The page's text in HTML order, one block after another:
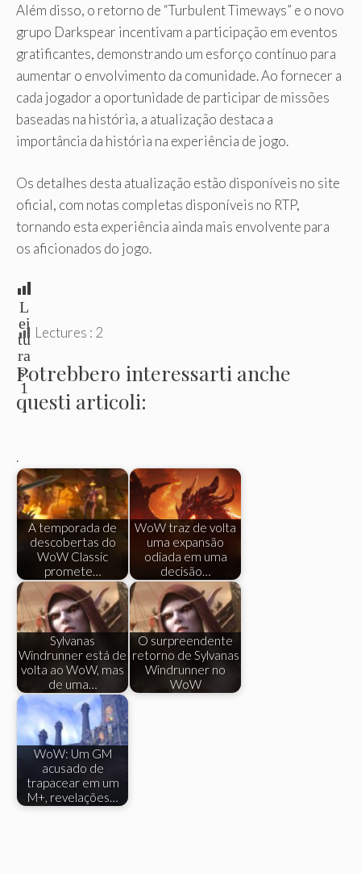
Além disso, o retorno de “Turbulent Timeways” e o novo
grupo Darkspear incentivam a participação em eventos
gratificantes, demonstrando um esforço contínuo para
aumentar o envolvimento da comunidade. Ao fornecer a
cada jogador a oportunidade de participar de missões
baseadas na história, a atualização destaca a
importância da história na experiência de jogo.
Os detalhes desta atualização estão disponíveis no site
oficial, com notas completas disponíveis no RTP,
tornando esta experiência ainda mais envolvente para
os aficionados do jogo.
L
ei
tu
ra
s:
1
Lectures : 2
Potrebbero interessarti anche
questi articoli:
.
A temporada de
descobertas do
WoW Classic
promete…
WoW traz de volta
uma expansão
odiada em uma
decisão…
Sylvanas
Windrunner está de
volta ao WoW, mas
de uma…
O surpreendente
retorno de Sylvanas
Windrunner no
WoW
WoW: Um GM
acusado de
trapacear em um
M+, revelações…